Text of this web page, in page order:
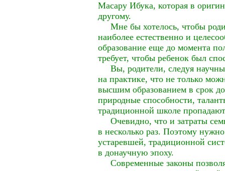
Масару Ибука, которая в
другому.
Мне бы хотелось, чтобы
наиболее естественно и
образование еще до момента
требует, чтобы ребенок был
Вы, родители, следуя
на практике, что не только
высшим образованием в срок
природные способности,
традиционной школе
Очевидно, что и затраты
в несколько раз. Поэтому
устаревшей, традиционной
в донаучную эпоху.
Современные законы